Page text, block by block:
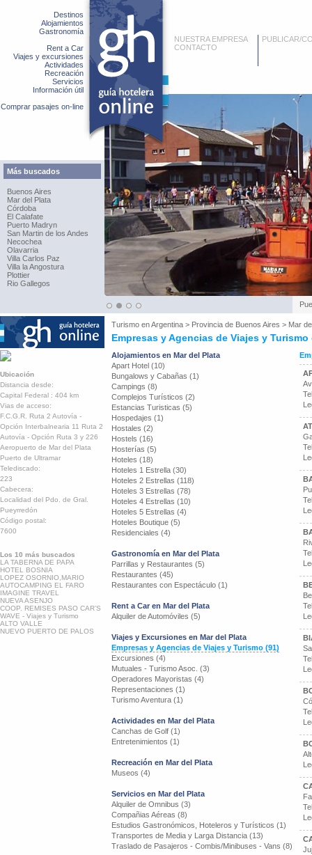
Destinos
Alojamientos
Gastronomía
Rent a Car
Viajes y excursiones
Actividades
Recreación
Servicios
Información útil
Comprar pasajes on-line
Más buscados
Buenos Aires
Mar del Plata
Córdoba
El Calafate
Puerto Madryn
San Martin de los Andes
Necochea
Olavarria
Villa Carlos Paz
Villa la Angostura
Plottier
Rio Gallegos
NUESTRA EMPRESA
CONTACTO
PUBLICAR/
Turismo enArgentina > Provincia de Buenos Aires > Mar
Empresas y Agencias de Viajes y Turismo
Ubicación
Distancia desde:
Capital Federal : 404 km
Vias de acceso:
F.C.G.R. Ruta 2 Autovía -
Opción Interbalnearia 11 Ruta 2
Autovía - Opción Ruta 3 y 226
Aeropuerto de Mar del Plata
Puerto de Ultramar
Telediscado:
223
Cabecera:
Localidad del Pdo. de Gral.
Pueyrredón
Código postal:
7600
Los 10 más buscados
LA TABERNA DE PAPA
HOTEL BOSNIA
LOPEZ OSORNIO,MARIO
AUTOCAMPING EL FARO
IMAGINE TRAVEL
NUEVA ASENJO
COOP. REMISES PASO CAR’S
WAVE - Viajes y Turismo
ALTO VALLE
NUEVO PUERTO DE PALOS
Alojamientos en Mar del Plata
Apart Hotel (10)
Bungalows y Cabañas (1)
Campings (8)
Complejos Turísticos (2)
Estancias Turisticas (5)
Hospedajes (1)
Hostales (2)
Hostels (16)
Hosterías (5)
Hoteles (18)
Hoteles 1 Estrella (30)
Hoteles 2 Estrellas (118)
Hoteles 3 Estrellas (78)
Hoteles 4 Estrellas (10)
Hoteles 5 Estrellas (4)
Hoteles Boutique (5)
Residenciales (4)
Gastronomía en Mar del Plata
Parrillas y Restaurantes (5)
Restaurantes (45)
Restaurantes con Espectáculo (1)
Rent a Car en Mar del Plata
Alquiler de Automóviles (5)
Viajes y Excursiones en Mar del Plata
Empresas y Agencias de Viajes y Turismo (91)
Excursiones (4)
Mutuales - Turismo Asoc. (3)
Operadores Mayoristas (4)
Representaciones (1)
Turismo Aventura (1)
Actividades en Mar del Plata
Canchas de Golf (1)
Entretenimientos (1)
Recreación en Mar del Plata
Museos (4)
Servicios en Mar del Plata
Alquiler de Omnibus (3)
Compañias Aéreas (8)
Estudios Gastronómicos, Hoteleros y Turísticos (1)
Transportes de Media y Larga Distancia (13)
Traslado de Pasajeros - Combis/Minibuses - Vans (8)